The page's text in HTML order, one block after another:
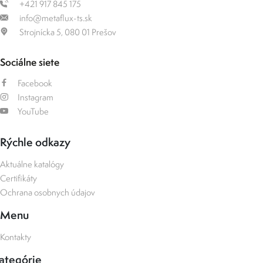
+421 917 845 175
info@metaflux-ts.sk
Strojnícka 5, 080 01 Prešov
Sociálne siete
Facebook
Instagram
YouTube
Rýchle odkazy
Aktuálne katalógy
Certifikáty
Ochrana osobnych údajov
Menu
Kontakty